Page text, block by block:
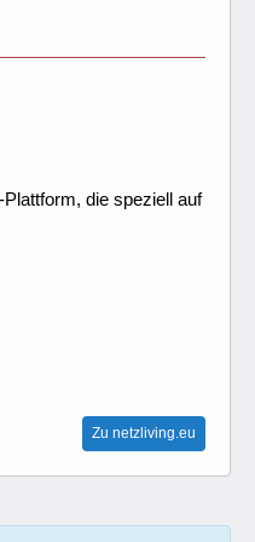
die speziell auf
Zu netzliving.eu